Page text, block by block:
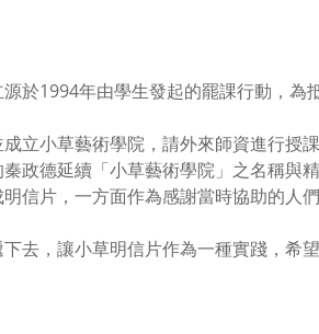
源於1994年由學生發起的罷課行動，
立小草藝術學院，請外來師資進行授
政德延續「小草藝術學院」之名稱與
信片，一方面作為感謝當時協助的人
去，讓小草明信片作為一種實踐，希